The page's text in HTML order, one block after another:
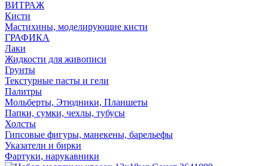
ВИТРАЖ
Кисти
Мастихины, моделирующие кисти
ГРАФИКА
Лаки
Жидкости для живописи
Грунты
Текстурные пасты и гели
Палитры
Мольберты, Этюдники, Планшеты
Папки, сумки, чехлы, тубусы
Холсты
Гипсовые фигуры, манекены, барельефы
Указатели и бирки
Фартуки, нарукавники